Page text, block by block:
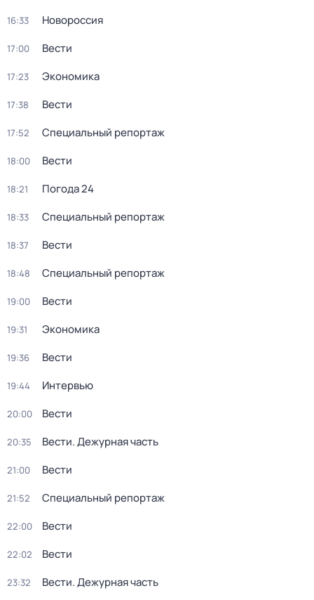
16:33 Новороссия
17:00 Вести
17:23 Экономика
17:38 Вести
17:52 Специальный репортаж
18:00 Вести
18:21 Погода 24
18:33 Специальный репортаж
18:37 Вести
18:48 Специальный репортаж
19:00 Вести
19:31 Экономика
19:36 Вести
19:44 Интервью
20:00 Вести
20:35 Вести. Дежурная часть
21:00 Вести
21:52 Специальный репортаж
22:00 Вести
22:02 Вести
23:32 Вести. Дежурная часть